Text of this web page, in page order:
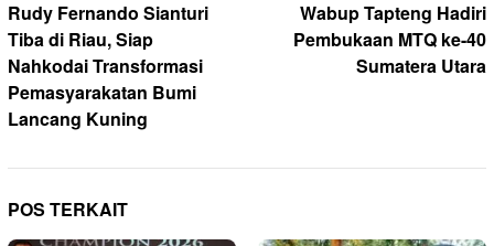
pos
Rudy Fernando Sianturi
Tiba di Riau, Siap
Nahkodai Transformasi
Pemasyarakatan Bumi
Lancang Kuning
Wabup Tapteng Hadiri
Pembukaan MTQ ke-40
Sumatera Utara
POS TERKAIT